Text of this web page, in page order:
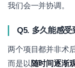
我们会一并协调。
Q5. 多久能感受
两个项目都并非术
而是以 随时间逐渐